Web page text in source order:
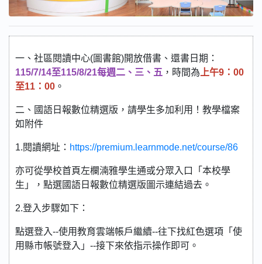
一、社區閱讀中心(圖書館)開放借書、還書日期：
115/7/14至115/8/21每週二、三、五 ，時間為 上午9：00
至11：00 。
二、國語日報數位精選版，請學生多加利用！教學檔案
如附件
1.閱讀網址： https://premium.learnmode.net/course/86
亦可從學校首頁左欄湳雅學生通或分眾入口「本校學
生」，點選國語日報數位精選版圖示連結過去。
2.登入步驟如下：
點選登入--使用教育雲端帳戶繼續--往下找紅色選項「使
用縣市帳號登入」--接下來依指示操作即可。